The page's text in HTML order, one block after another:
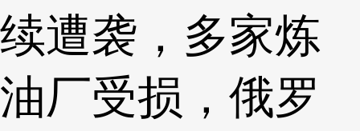
续遭袭，多家炼
油厂受损，俄罗